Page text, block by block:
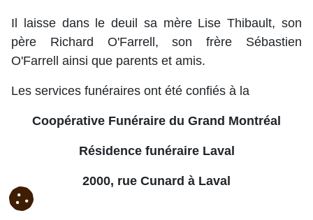
Il laisse dans le deuil sa mère Lise Thibault, son
père Richard O'Farrell, son frère Sébastien
O'Farrell ainsi que parents et amis.
Les services funéraires ont été confiés à la
Coopérative Funéraire du Grand Montréal
Résidence funéraire Laval
2000, rue Cunard à Laval